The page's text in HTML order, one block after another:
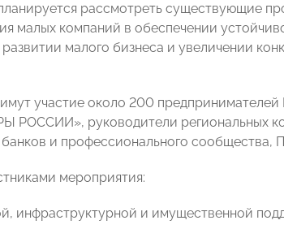
рассмотреть существующие
малых компаний в обеспечении
малого бизнеса и увеличении
участие около 200
РОССИИ», руководители региональных
и профессионального сообщества,
мероприятия:
инфраструктурной и имущественной